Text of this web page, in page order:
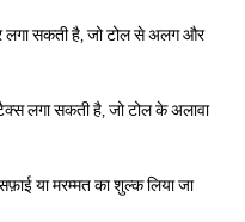
लगा सकती है, जो टोल से अलग और
लगा सकती है, जो टोल के अलावा
या मरम्मत का शुल्क लिया जा